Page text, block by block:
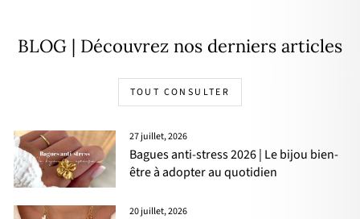
BLOG | Découvrez nos derniers articles
TOUT CONSULTER
27 juillet, 2026
Bagues anti-stress 2026 | Le bijou bien-
être à adopter au quotidien
20 juillet, 2026